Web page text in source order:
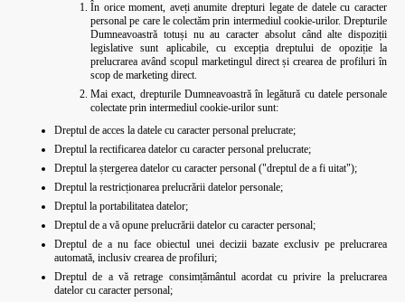
În orice moment, aveți anumite drepturi legate de datele cu caracter
personal pe care le colectăm prin intermediul cookie-urilor. Drepturile
Dumneavoastră totuși nu au caracter absolut când alte dispoziții
legislative sunt aplicabile, cu excepția dreptului de opoziție la
prelucrarea având scopul marketingul direct și crearea de profiluri în
scop de marketing direct.
Mai exact, drepturile Dumneavoastră în legătură cu datele personale
colectate prin intermediul cookie-urilor sunt:
Dreptul de acces la datele cu caracter personal prelucrate;
Dreptul la rectificarea datelor cu caracter personal prelucrate;
Dreptul la ștergerea datelor cu caracter personal ("dreptul de a fi uitat");
Dreptul la restricționarea prelucrării datelor personale;
Dreptul la portabilitatea datelor;
Dreptul de a vă opune prelucrării datelor cu caracter personal;
Dreptul de a nu face obiectul unei decizii bazate exclusiv pe prelucrarea
automată, inclusiv crearea de profiluri;
Dreptul de a vă retrage consimțământul acordat cu privire la prelucrarea
datelor cu caracter personal;